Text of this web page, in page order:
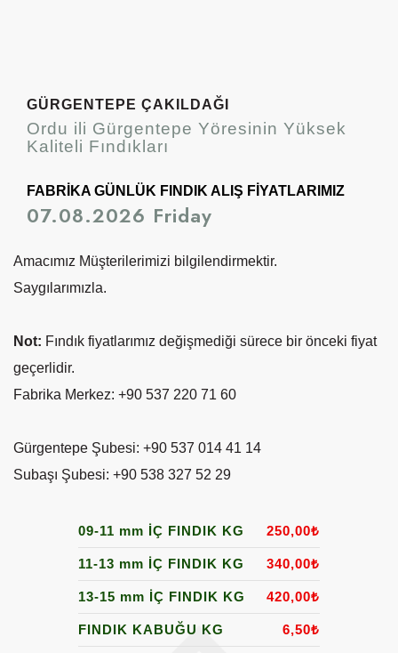
GÜRGENTEPE ÇAKILDAĞI
Ordu ili Gürgentepe Yöresinin Yüksek
Kaliteli Fındıkları
FABRİKA GÜNLÜK FINDIK ALIŞ FİYATLARIMIZ
07.08.2026 Friday
Amacımız Müşterilerimizi bilgilendirmektir.
Saygılarımızla.
Not: Fındık fiyatlarımız değişmediği sürece bir önceki fiyat
geçerlidir.
Fabrika Merkez: +90 537 220 71 60
Gürgentepe Şubesi: +90 537 014 41 14
Subaşı Şubesi: +90 538 327 52 29
09-11 mm İÇ FINDIK KG ₺
250,00
11-13 mm İÇ FINDIK KG ₺
340,00
13-15 mm İÇ FINDIK KG ₺
420,00
FINDIK KABUĞU KG ₺
6,50